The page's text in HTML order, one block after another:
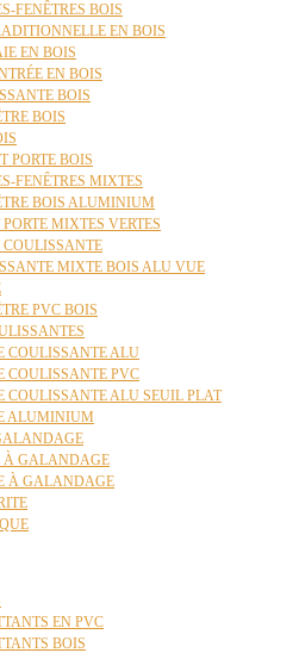
FENÊTRES BOIS
EN BOIS
EN BOIS
EN BOIS
BOIS
BOIS
PORTE BOIS
FENÊTRES MIXTES
BOIS ALUMINIUM
MIXTES VERTES
MIXTE BOIS ALU VUE
PVC BOIS
COULISSANTE ALU
COULISSANTE PVC
COULISSANTE ALU SEUIL PLAT
ALUMINIUM
À GALANDAGE
À GALANDAGE
EN PVC
BOIS